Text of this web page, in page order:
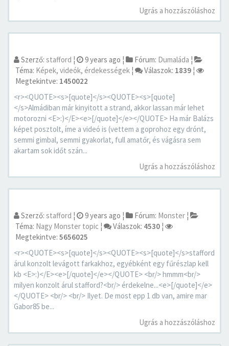
Ugrás a hozzászóláshoz
Szerző: stafford ¦ 9 years ago ¦ Fórum: Dumaláda ¦
Téma: Képek, videók, érdekességek ¦ Válaszok: 1839 ¦
Megtekintve: 1450022
<r><QUOTE><s>[quote]</s><QUOTE><s>[quote]
</s>Almádiban már kinyitott a strand, akkor lassan már lehet
motorozni <E>:)</E><e>[/quote]</e></QUOTE> Ha már Balázs
képet posztolt, íme a videó is (vettem a goprohoz egy drónt,
semmi gimbal, semmi gyakorlat, full amatőr, és vágásra sem
akartam sok időt szán...
Ugrás a hozzászóláshoz
Szerző: stafford ¦ 9 years ago ¦ Fórum: Monster ¦
Téma: Nagy Monster topic ¦ Válaszok: 4530 ¦
Megtekintve: 5656025
<r><QUOTE><s>[quote]</s><QUOTE><s>[quote]</s>stafford
árul konzolt levágott farkakhoz, egyébként egy fűrészlap kell
kb <E>:)</E><e>[/quote]</e></QUOTE> <br/> hmmm<br/>
milyen konzolt árul stafford?<br/> érdekelne...<e>[/quote]</e>
</QUOTE> <br/> <br/> Ilyet. De most epp 1 db van, amire mar
Gabor85 be...
Ugrás a hozzászóláshoz